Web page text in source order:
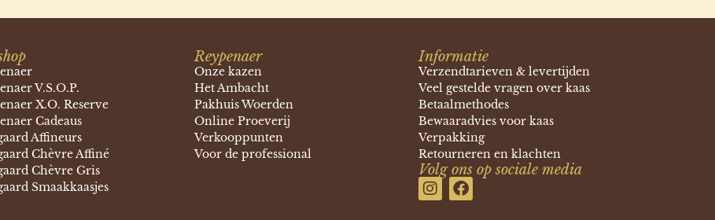
V.S.O.P.
X.O. Reserve
Cadeaus
Affineurs
Chèvre Affiné
Chèvre Gris
Smaakkaasjes
Reypenaer
Onze kazen
Het Ambacht
Pakhuis Woerden
Online Proeverij
Verkooppunten
Voor de professional
Informatie
Verzendtarieven & levertijden
Veel gestelde vragen over kaas
Betaalmethodes
Bewaaradvies voor kaas
Verpakking
Retourneren en klachten
Volg ons op sociale media